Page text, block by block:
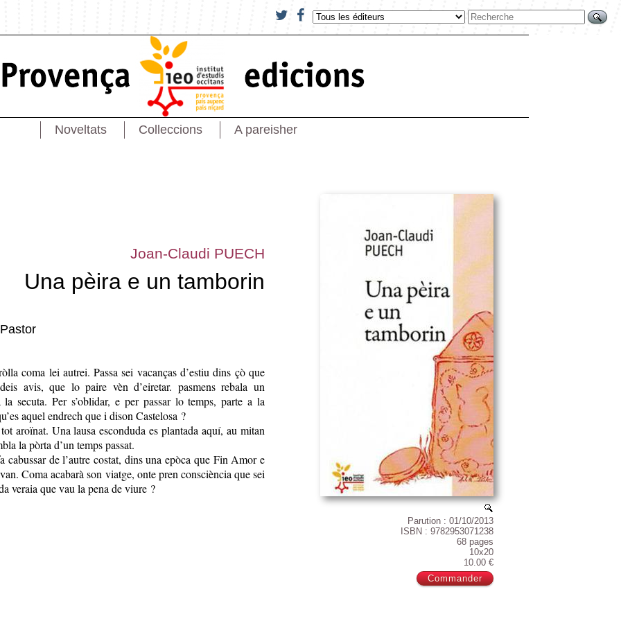
Noveltats Colleccions A pareisher
Parution : 01/10/2013
ISBN : 9782953071238
68 pages
10x20
10.00 €
Joan-Claudi PUECH
Una pèira e un tamborin
coma lei autrei. Passa sei vacanças d’estiu dins çò que
avis, que lo paire vèn d’eiretar. pasmens rebala un
secuta. Per s’oblidar, e per passar lo temps, parte a la
aquel endrech que i dison Castelosa ?
aroïnat. Una lausa esconduda es plantada aquí, au mitan
la pòrta d’un temps passat.
cabussar de l’autre costat, dins una epòca que Fin Amor e
Coma acabarà son viatge, onte pren consciència que sei
veraia que vau la pena de viure ?